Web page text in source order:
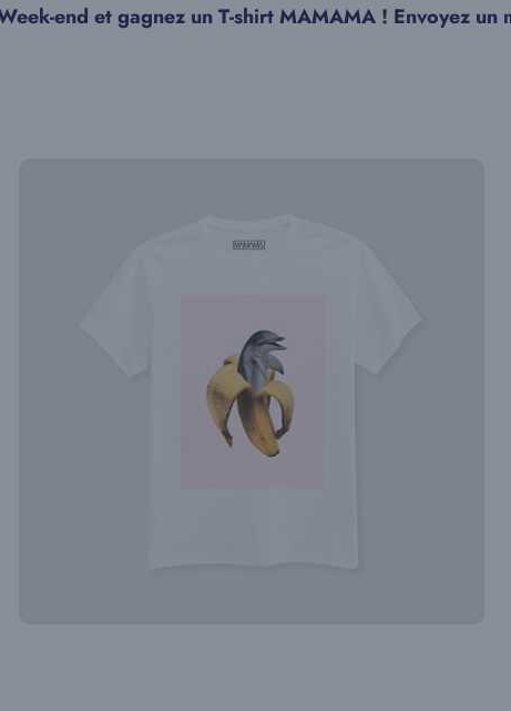
end et gagnez un T-shirt MAMAMA ! Envoyez un